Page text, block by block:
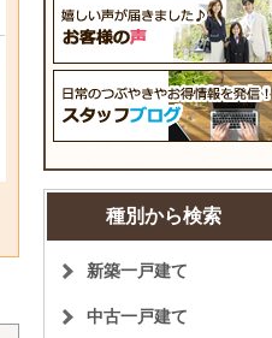
種別から検索
新築一戸建て
中古一戸建て